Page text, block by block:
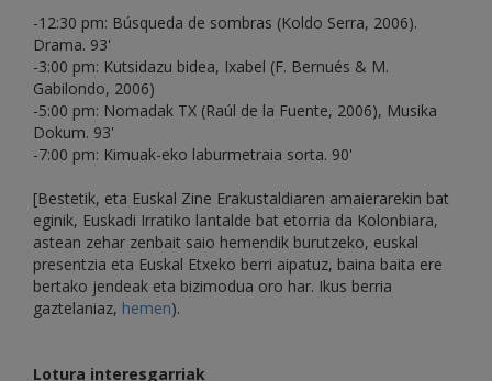
-12:30 pm: Búsqueda de sombras (Koldo Serra, 2006).
Drama. 93'
-3:00 pm: Kutsidazu bidea, Ixabel (F. Bernués & M.
Gabilondo, 2006)
-5:00 pm: Nomadak TX (Raúl de la Fuente, 2006), Musika
Dokum. 93'
-7:00 pm: Kimuak-eko laburmetraia sorta. 90'
[Bestetik, eta Euskal Zine Erakustaldiaren amaierarekin bat
eginik, Euskadi Irratiko lantalde bat etorria da Kolonbiara,
astean zehar zenbait saio hemendik burutzeko, euskal
presentzia eta Euskal Etxeko berri aipatuz, baina baita ere
bertako jendeak eta bizimodua oro har. Ikus berria
gaztelaniaz, hemen).
Lotura interesgarriak